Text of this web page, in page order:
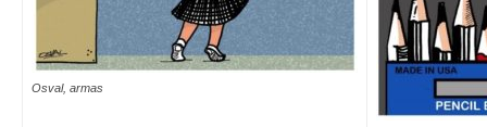
Osval, armas